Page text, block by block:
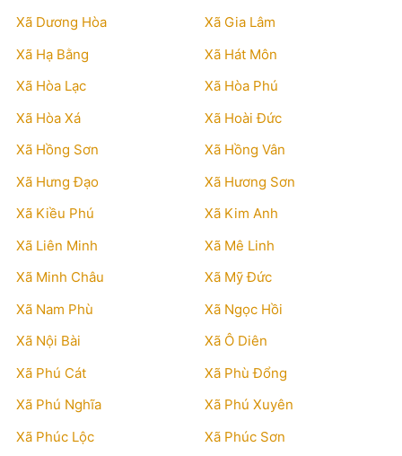
Xã Dương Hòa
Xã Gia Lâm
Xã Hạ Bằng
Xã Hát Môn
Xã Hòa Lạc
Xã Hòa Phú
Xã Hòa Xá
Xã Hoài Đức
Xã Hồng Sơn
Xã Hồng Vân
Xã Hưng Đạo
Xã Hương Sơn
Xã Kiều Phú
Xã Kim Anh
Xã Liên Minh
Xã Mê Linh
Xã Minh Châu
Xã Mỹ Đức
Xã Nam Phù
Xã Ngọc Hồi
Xã Nội Bài
Xã Ô Diên
Xã Phú Cát
Xã Phù Đổng
Xã Phú Nghĩa
Xã Phú Xuyên
Xã Phúc Lộc
Xã Phúc Sơn